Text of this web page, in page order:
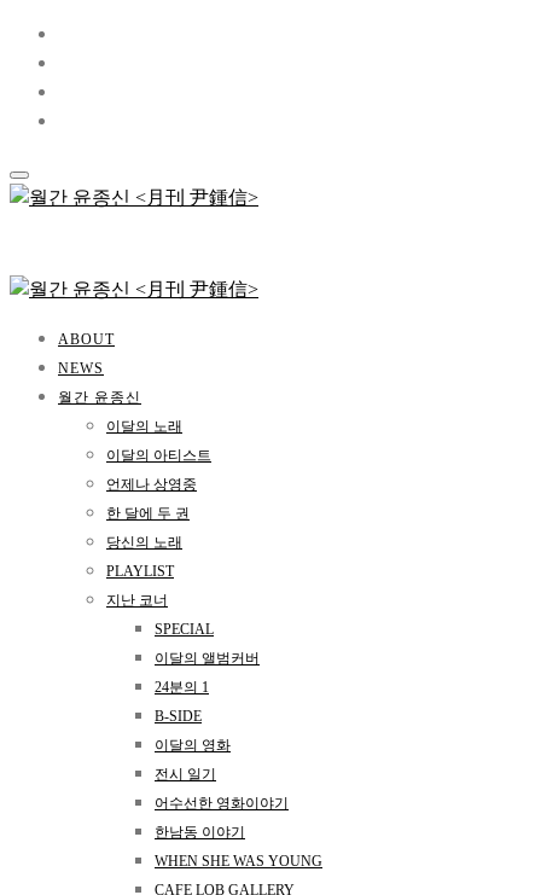
ABOUT
NEWS
월간 윤종신
이달의 노래
이달의 아티스트
언제나 상영중
한 달에 두 권
당신의 노래
PLAYLIST
지난 코너
SPECIAL
이달의 앨범커버
24분의 1
B-SIDE
이달의 영화
전시 일기
어수선한 영화이야기
한남동 이야기
WHEN SHE WAS YOUNG
CAFE LOB GALLERY